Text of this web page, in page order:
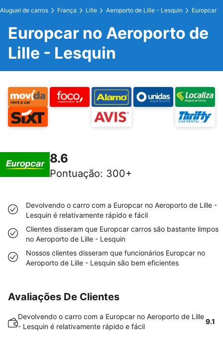
Aluguel de carros França Lille Aeroporto de Lille - Lesquin Europcar
Europcar no Aeroporto de
Lille - Lesquin
8.6
Pontuação: 300+
Devolvendo o carro com a Europcar no Aeroporto de Lille -
Lesquin é relativamente rápido e fácil
Clientes disseram que Europcar carros são bastante limpos
no Aeroporto de Lille - Lesquin
Nossos clientes disseram que funcionários Europcar no
Aeroporto de Lille - Lesquin são bem eficientes
Avaliações De Clientes
Devolvendo o carro com a Europcar no Aeroporto de Lille
- Lesquin é relativamente rápido e fácil
9.1